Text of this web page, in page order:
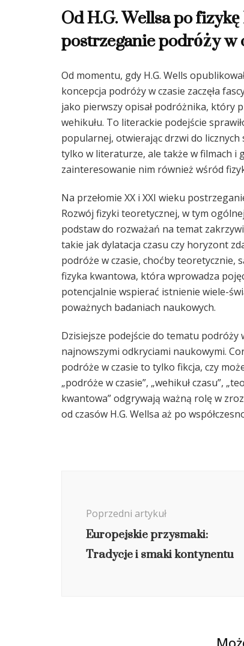
Od H.G. Wellsa po
postrzeganie podróży w
Od momentu, gdy H.G. Wells
koncepcja podróży w czasie zaczęła
jako pierwszy opisał podróżnika, który
wehikułu. To literackie podejście
popularnej, otwierając drzwi do
tylko w literaturze, ale także w filmach i
zainteresowanie nim również wśród
Na przełomie XX i XXI wieku
Rozwój fizyki teoretycznej, w tym
podstaw do rozważań na temat
takie jak dylatacja czasu czy horyzont
podróże w czasie, choćby teoretycznie,
fizyka kwantowa, która wprowadza
potencjalnie wspierać istnienie wiele-
poważnych badaniach naukowych.
Dzisiejsze podejście do tematu podróży
najnowszymi odkryciami naukowymi.
podróże w czasie to tylko fikcja, czy
„podróże w czasie”, „wehikuł czasu”,
kwantowa” odgrywają ważną rolę w
od czasów H.G. Wellsa aż po
Poprzedni artykuł
Europejskie przysmaki:
Tradycje i smaki kontynentu